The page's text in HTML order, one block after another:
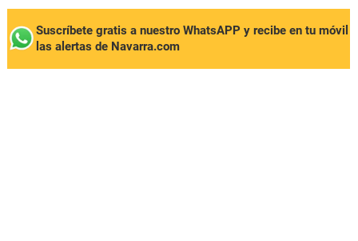
Suscríbete gratis a nuestro WhatsAPP y recibe en tu móvil
las alertas de Navarra.com